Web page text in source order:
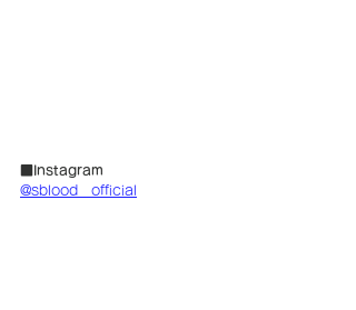
■Instagram
@sblood__official